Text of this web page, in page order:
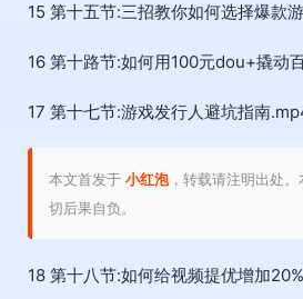
15 第十五节:三招教你如何选择爆款
16 第十路节:如何用100元dou+撬动
17 第十七节:游戏发行人避坑指南
本文首发于 小红泡，转载请注明出处
切后果自负。
18 第十八节:如何给视频提优增加